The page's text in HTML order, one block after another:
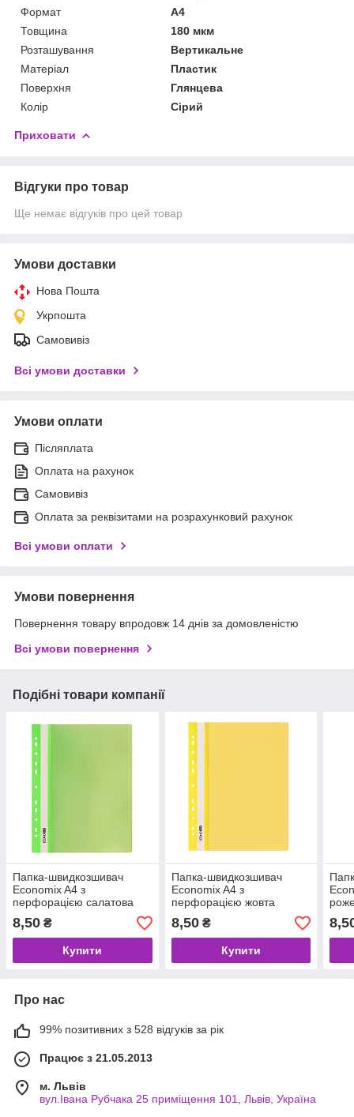
Формат
A4
Товщина
180 мкм
Розташування
Вертикальне
Матеріал
Пластик
Поверхня
Глянцева
Колір
Сірий
Приховати
Відгуки про товар
Ще немає відгуків про цей товар
Умови доставки
Нова Пошта
Укрпошта
Самовивіз
Всі умови доставки
Умови оплати
Післяплата
Оплата на рахунок
Самовивіз
Оплата за реквізитами на розрахунковий рахунок
Всі умови оплати
Умови повернення
Повернення товару впродовж 14 днів за домовленістю
Всі умови повернення
Подібні товари компанії
Папка-швидкозшивач
Economix A4 з
перфорацією салатова
(E31510-13)
8,50 ₴
Купити
Папка-швидкозшивач
Economix A4 з
перфорацією жовта
(E31510-05)
8,50₴
Купити
Про нас
99% позитивних з 528 відгуків за рік
Працює з 21.05.2013
м. Львів
вул.Івана Рубчака 25 приміщення 101, Львів, Україна